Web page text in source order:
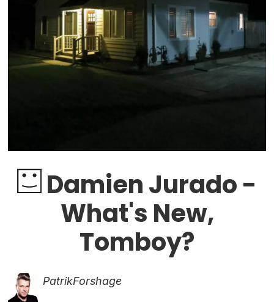
Damien Jurado -
What's New,
Tomboy?
PatrikForshage